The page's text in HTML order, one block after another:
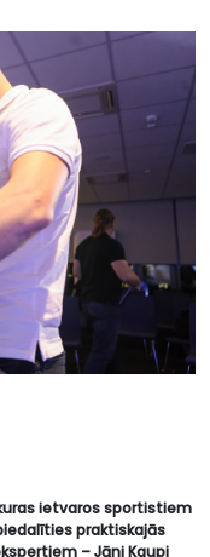
ietvaros sportistiem
praktiskajās
– Jāni Kaupi